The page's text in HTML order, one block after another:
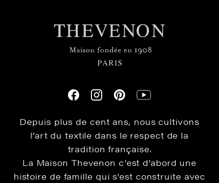
Depuis plus de cent ans, nous cultivons
l’art du textile dans le respect de la
tradition française.
La Maison Thevenon c’est d’abord une
histoire de famille qui s’est construite avec